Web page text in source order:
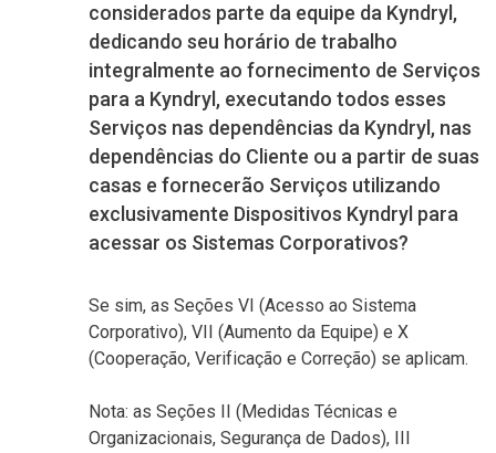
considerados parte da equipe da Kyndryl,
dedicando seu horário de trabalho
integralmente ao fornecimento de Serviços
para a Kyndryl, executando todos esses
Serviços nas dependências da Kyndryl, nas
dependências do Cliente ou a partir de suas
casas e fornecerão Serviços utilizando
exclusivamente Dispositivos Kyndryl para
acessar os Sistemas Corporativos?
Se sim, as Seções VI (Acesso ao Sistema
Corporativo), VII (Aumento da Equipe) e X
(Cooperação, Verificação e Correção) se aplicam.
Nota: as Seções II (Medidas Técnicas e
Organizacionais, Segurança de Dados), III